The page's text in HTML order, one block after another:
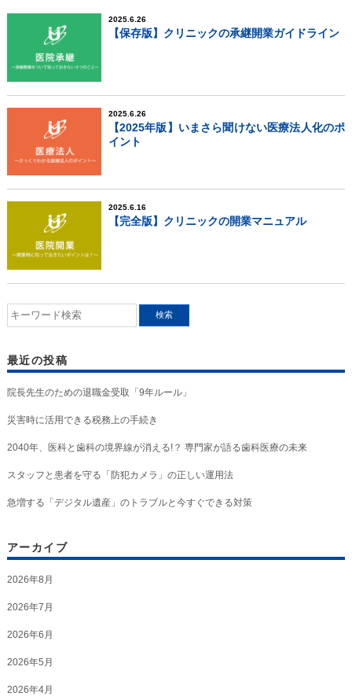
2025.6.26
【保存版】クリニックの承継開業ガイドライン
2025.6.26
【2025年版】いまさら聞けない医療法人化のポ
イント
2025.6.16
【完全版】クリニックの開業マニュアル
最近の投稿
院長先生のための退職金受取「9年ルール」
災害時に活用できる税務上の手続き
2040年、医科と歯科の境界線が消える!？ 専門家が語る歯科医療の未来
スタッフと患者を守る「防犯カメラ」の正しい運用法
急増する「デジタル遺産」のトラブルと今すぐできる対策
アーカイブ
2026年8月
2026年7月
2026年6月
2026年5月
2026年4月